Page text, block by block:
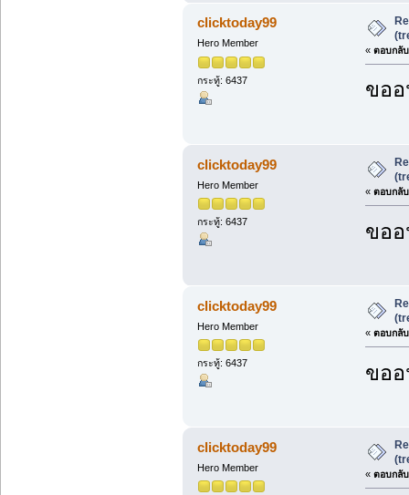
clicktoday99
Hero Member
กระทู้: 6437
« ตอบกลั
ขอ
clicktoday99
Hero Member
กระทู้: 6437
« ตอบกลั
ขอ
clicktoday99
Hero Member
กระทู้: 6437
« ตอบกลั
ขอ
clicktoday99
Hero Member
« ตอบกลั